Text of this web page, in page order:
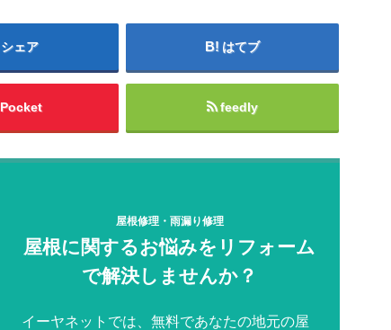
シェア はてブ
Pocket feedly
屋根修理・雨漏り修理
屋根に関するお悩みをリフォーム
で解決しませんか？
イーヤネットでは、無料であなたの地元の屋